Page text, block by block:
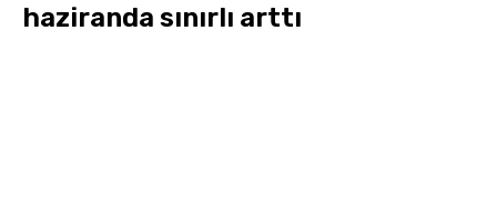
haziranda sınırlı arttı